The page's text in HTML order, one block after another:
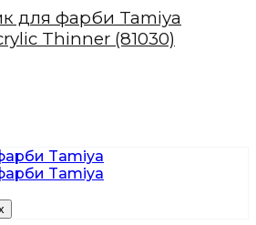
для фарби Tamiya
Thinner (81030)